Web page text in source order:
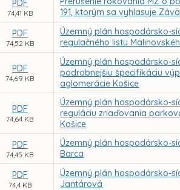
PDF
74,41 KB
191, ktorým sa vyhlasuje
PDF
74,52 KB
Územný plán hospodársko-
regulačného listu
PDF
74,69 KB
Územný plán hospodársko-
podrobnejšiu špecifikáciu
aglomerácie Košice
PDF
74,64 KB
Územný plán hospodársko-
reguláciu zriaďovania
Košice
PDF
74,45 KB
Územný plán hospodársko-
Barca
PDF
74,4 KB
Územný plán hospodársko-
Jantárová